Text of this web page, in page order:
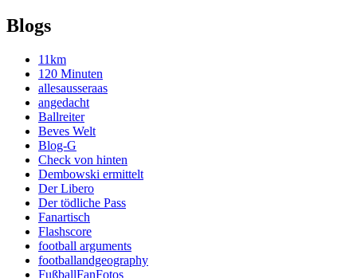
Blogs
11km
120 Minuten
allesausseraas
angedacht
Ballreiter
Beves Welt
Blog-G
Check von hinten
Dembowski ermittelt
Der Libero
Der tödliche Pass
Fanartisch
Flashscore
football arguments
footballandgeography
FußballFanFotos